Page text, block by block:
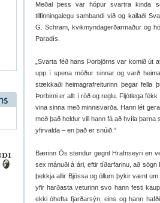
Meðal þess var hópur svartra kinda
tilfinningalegu sambandi við og kallaði
G. Schram, kvikmyndagerðarmaður og
Paradís.
„Svarta féð hans Þorbjörns var komið út
upp í spena móður sinnar og varð
stækkaði heimagrafreiturinn þegar fella
Þorbirni er allt í röð og reglu. Fljótlega
vina sinna með minnisvarða. Hann lét
með það heldur vill hann fá að hvíla
yfirvalda – en það er snúið.“
Bærinn Ós stendur gegnt Hrafnseyri en
sex mánuði á ári, eftir tíðarfarinu, að
þekkja allir Bjössa og öllum þykir vænt
yfir harðasta veturinn svo hann festi
ekki óhefta fjarðarsýn, eins og hann